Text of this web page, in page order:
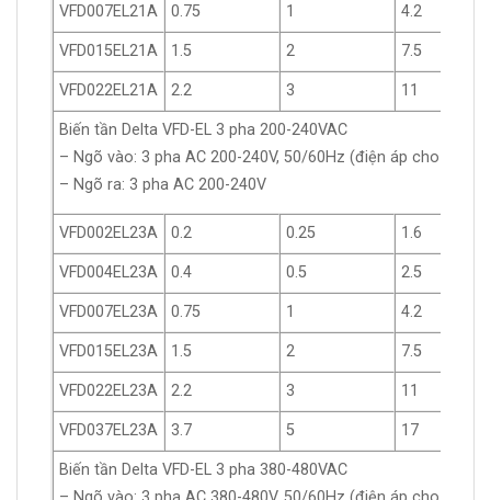
VFD007EL21A 0.75 1 4.2
VFD015EL21A 1.5 2 7.5
VFD022EL21A 2.2 3 11
Biến tần Delta VFD-EL 3 pha 200-240VAC
– Ngõ vào: 3 pha AC 200-240V, 50/60Hz (điện áp cho phép
– Ngõ ra: 3 pha AC 200-240V
VFD002EL23A 0.2 0.25 1.6
VFD004EL23A 0.4 0.5 2.5
VFD007EL23A 0.75 1 4.2
VFD015EL23A 1.5 2 7.5
VFD022EL23A 2.2 3 11
VFD037EL23A 3.7 5 17
Biến tần Delta VFD-EL 3 pha 380-480VAC